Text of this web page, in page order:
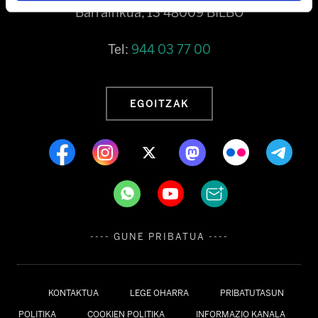
KONTAKTUA LEGE OHARRA PRIBATUTASUN
POLITIKA COOKIEN POLITIKA INFORMAZIO KANALA
Barrainkua, 13 48009 BILBO
Tel: 944 03 77 00
EGOITZAK
---- GUNE PRIBATUA ----